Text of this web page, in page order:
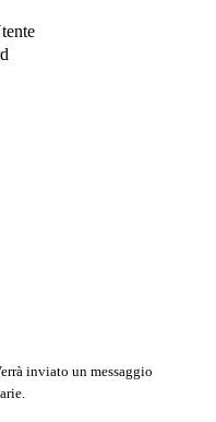
inviato un messaggio